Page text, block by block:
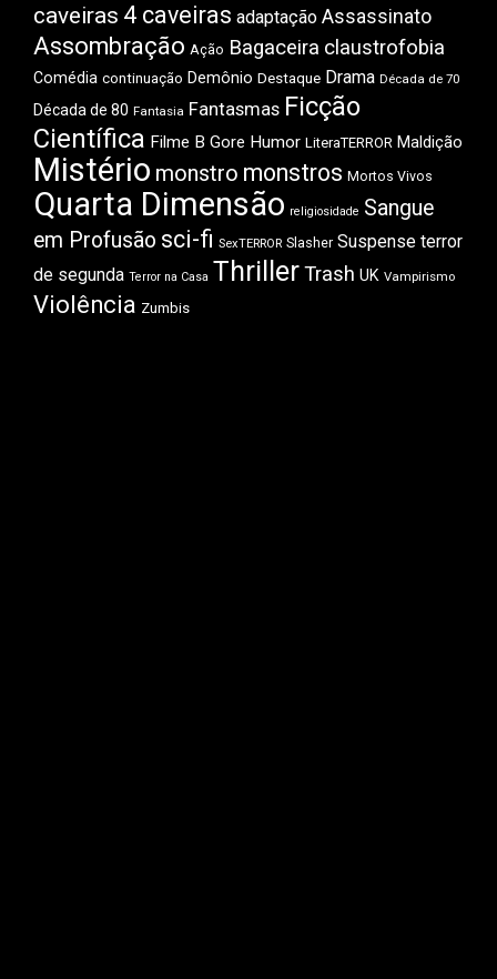
caveiras 4 caveiras adaptação Assassinato
Assombração Ação Bagaceira claustrofobia
Comédia continuação Demônio Destaque Drama Década de 70
Década de 80 Fantasia Fantasmas Ficção
Científica Filme B Gore Humor LiteraTERROR Maldição
Mistério monstro monstros Mortos Vivos
Quarta Dimensão religiosidade Sangue
em Profusão sci-fi SexTERROR Slasher Suspense terror
de segunda Terror na Casa ThrillerTrash UK Vampirismo
Violência Zumbis